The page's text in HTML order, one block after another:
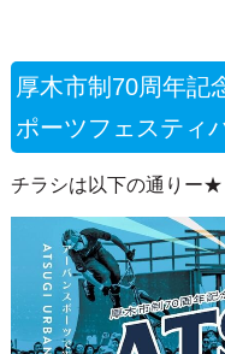
厚木市制70周年記
ポーツフェスティ
チラシは以下の通りー★